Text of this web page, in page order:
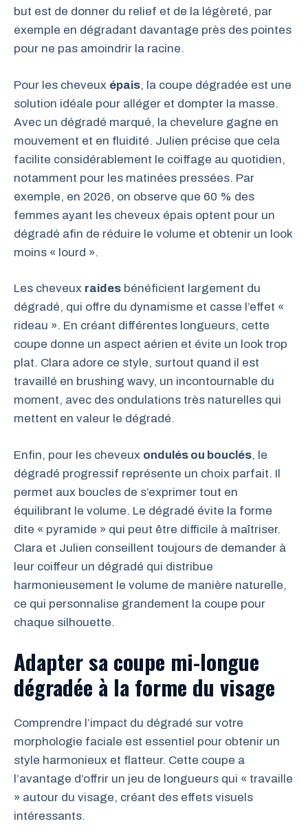
but est de donner du relief et de la légèreté, par
exemple en dégradant davantage près des pointes
pour ne pas amoindrir la racine.
Pour les cheveux épais, la coupe dégradée est une
solution idéale pour alléger et dompter la masse.
Avec un dégradé marqué, la chevelure gagne en
mouvement et en fluidité. Julien précise que cela
facilite considérablement le coiffage au quotidien,
notamment pour les matinées pressées. Par
exemple, en 2026, on observe que 60 % des
femmes ayant les cheveux épais optent pour un
dégradé afin de réduire le volume et obtenir un look
moins « lourd ».
Les cheveux raides bénéficient largement du
dégradé, qui offre du dynamisme et casse l’effet «
rideau ». En créant différentes longueurs, cette
coupe donne un aspect aérien et évite un look trop
plat. Clara adore ce style, surtout quand il est
travaillé en brushing wavy, un incontournable du
moment, avec des ondulations très naturelles qui
mettent en valeur le dégradé.
Enfin, pour les cheveux ondulés ou bouclés, le
dégradé progressif représente un choix parfait. Il
permet aux boucles de s’exprimer tout en
équilibrant le volume. Le dégradé évite la forme
dite « pyramide » qui peut être difficile à maîtriser.
Clara et Julien conseillent toujours de demander à
leur coiffeur un dégradé qui distribue
harmonieusement le volume de manière naturelle,
ce qui personnalise grandement la coupe pour
chaque silhouette.
Adapter sa coupe mi-longue
dégradée à la forme du visage
Comprendre l’impact du dégradé sur votre
morphologie faciale est essentiel pour obtenir un
style harmonieux et flatteur. Cette coupe a
l’avantage d’offrir un jeu de longueurs qui « travaille
» autour du visage, créant des effets visuels
intéressants.